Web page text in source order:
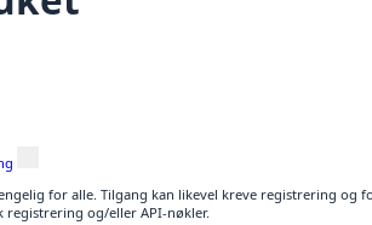
for alle. Tilgang kan likevel kreve registrering og
registrering og/eller API-nøkler.